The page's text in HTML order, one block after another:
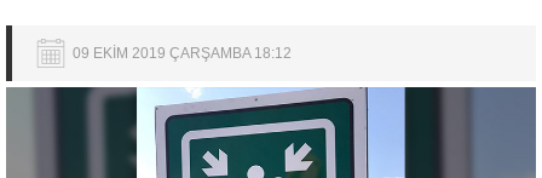
09 EKİM 2019 ÇARŞAMBA 18:12